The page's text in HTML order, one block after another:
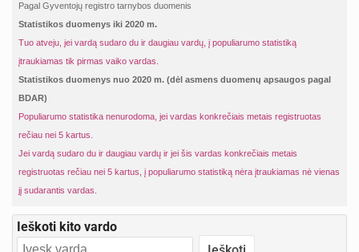
Pagal Gyventojų registro tarnybos duomenis
Statistikos duomenys iki 2020 m.
Tuo atveju, jei vardą sudaro du ir daugiau vardų, į populiarumo statistiką
įtraukiamas tik pirmas vaiko vardas.
Statistikos duomenys nuo 2020 m. (dėl asmens duomenų apsaugos pagal
BDAR)
Populiarumo statistika nenurodoma, jei vardas konkrečiais metais registruotas
rečiau nei 5 kartus.
Jei vardą sudaro du ir daugiau vardų ir jei šis vardas konkrečiais metais
registruotas rečiau nei 5 kartus, į populiarumo statistiką nėra įtraukiamas nė vienas
jį sudarantis vardas.
Ieškoti kito vardo